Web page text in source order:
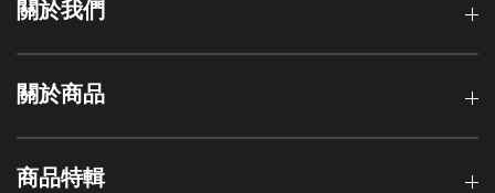
關於我們
關於商品
商品特輯